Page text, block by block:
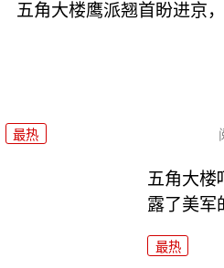
五角大楼鹰派翘首盼进京
最热
五角大楼
露了美军
最热